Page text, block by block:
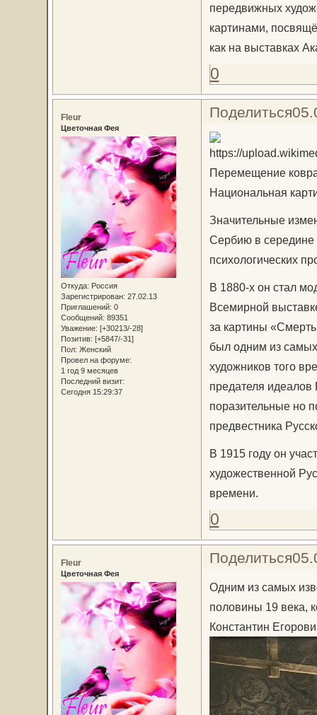
передвижных
картинами,
как на выставках
0
Поделиться
Fleur
Цветочная Фея
Откуда: Россия
Зарегистрирован: 27.02.13
Приглашений: 0
Сообщений: 89351
Уважение: [+30213/-28]
Позитив: [+5847/-31]
Пол: Женский
Провел на форуме:
1 год 9 месяцев
Последний визит:
Сегодня 15:29:37
Перемещение
Национальная
Значительные
Сербию в середине
психологических
В 1880-х он стал
Всемирной
за картины
был одним из
художников того
предателя
поразительные но
предвестника
В 1915 году он
художественной
времени.
0
Поделиться
Fleur
Цветочная Фея
Одним из самых
половины 19 века,
Константин